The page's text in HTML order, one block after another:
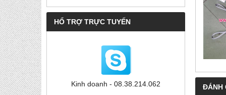
HỔ TRỢ TRỰC TUYẾN
Kinh doanh - 08.38.214.062 ĐÁNH